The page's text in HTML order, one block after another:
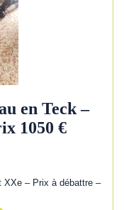
en Teck –
1050 €
XXe – Prix à débattre –